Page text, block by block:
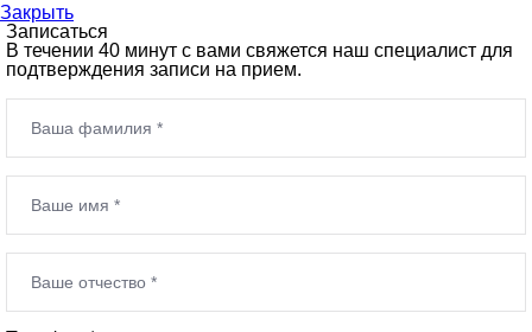
Закрыть
Записаться
В течении 40 минут с вами свяжется наш специалист для
подтверждения записи на прием.